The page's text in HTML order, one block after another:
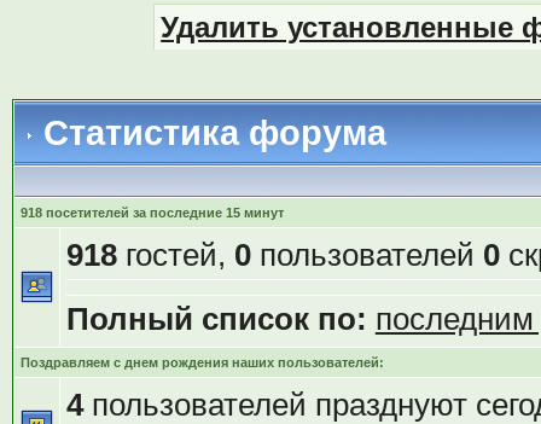
Удалить установленные
Статистика форума
918 посетителей за последние 15 минут
918гостей, 0пользователей 0
Полный список по:
Поздравляем с днем рождения наших пользователей:
4пользователей празднуют